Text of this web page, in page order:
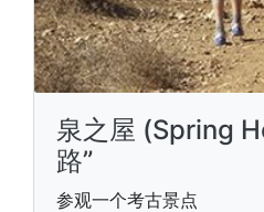
泉之屋 (Spring
路”
参观一个考古景点